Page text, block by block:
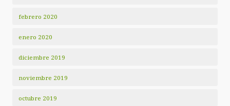
febrero 2020
enero 2020
diciembre 2019
noviembre 2019
octubre 2019